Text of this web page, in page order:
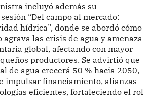
incluyó además su
“Del campo al mercado:
hídrica”, donde se abordó cómo
las crisis de agua y amenaza
global, afectando con mayor
productores. Se advirtió que
de agua crecerá 50 % hacia 2050,
impulsar financiamiento, alianzas
eficientes, fortaleciendo el rol